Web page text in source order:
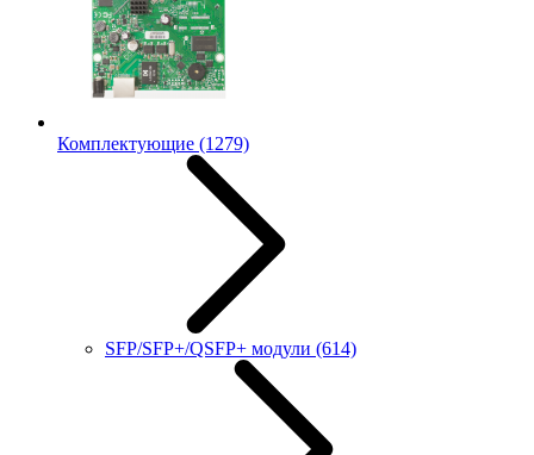
Комплектующие (1279)
SFP/SFP+/QSFP+ модули (614)